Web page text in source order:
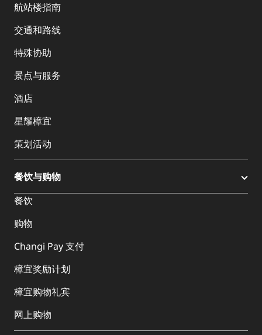
航站楼指南
交通和路线
特殊协助
景点与服务
酒店
星耀樟宜
策划活动
餐饮与购物
餐饮
购物
Changi Pay 支付
樟宜奖励计划
樟宜购物礼宾
网上购物